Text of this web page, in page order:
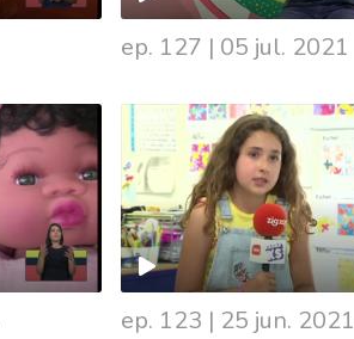
ep. 127 | 05 jul. 2021
ep. 123 | 25 jun. 2021